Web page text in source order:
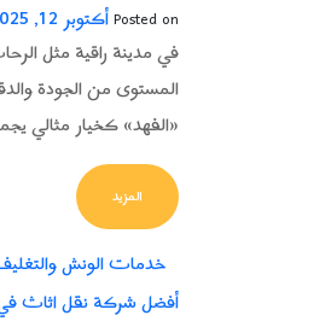
Posted onأكتوبر 12, 2025
في مدينة راقية مثل
المستوى من الجودة
«الفهد» كخيار مثالي
المزيدFROM أفضل شركة نقل اثاث في الرحاب – الفهد للنقل بخبرة وجودة عالية
خدمات الونش
أفضل شركة نقل اثاث في